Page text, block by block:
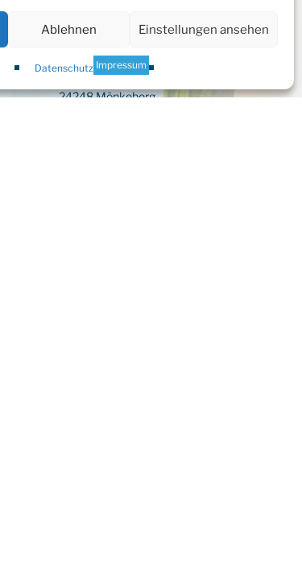
Ablehnen Einstellungen ansehen
Datenschutz Impressum
Königsmoor eG
Söhren 6
24248 Mönkeberg